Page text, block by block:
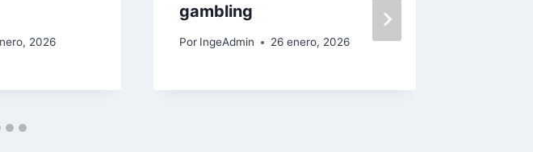
2026
gambling
Por IngeAdmin 26 enero, 2026